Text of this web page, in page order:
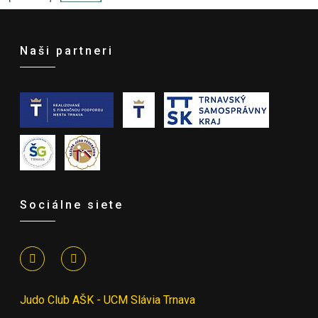
Naši partneri
Sociálne siete
Judo Club AŠK - UCM Slávia Trnava